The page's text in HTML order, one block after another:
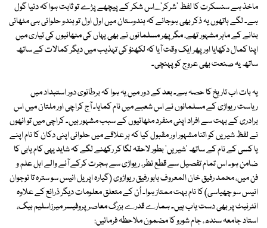
ماخذ ہے سنسکرت کا لفظ 'شرکر'.....اس شکر کے پیچھے پڑے تو ثابت ہوا کہ دنیا گول
ہے۔ لگے ہاتھوں یہ ذکر بھی ہوجائے کہ ہندوستان میں اول اول تو ہندو حلوائی ہی مٹھائی
بنانے کے ماہر مشہور تھے، مگر پھر مسلمانوں نے بھی یہاں کی مٹھائیوں کی تیاری میں
اپنا کمال دکھایا اور پھر ایک وقت آیا کہ لکھنؤ کی تہذیب میں دیگر کمالات کے ساتھ
ساتھ یہ صنعت بھی عروج کو پہنچی۔
یہ بات اب تاریخ کا حصہ ہے۔ بعد کے دور میں یہ ہوا کہ برطانوی دور استبداد میں
ریاست ریواڑی کے مسلمانوں نے اس شعبے میں نام کمایا۔ آج کراچی اور ملتان میں اس
برادری کے بہت سے افراد اپنی منفرد مٹھائیوں کے سبب مشہور ہیں۔ کراچی میں تو انھوں
نے لفظ شیریں کو اتنا مشہور اور مقبول کیا کہ ہر علاقے میں حلوائی اپنی دکان کا نام اپنے
یا کسی کے نام کے ساتھ 'شیریں' بطور لاحقہ لگا کر رکھنے لگے کہ شاید یہی کام یابی کا
ضامن ہو۔ اس تمام تفصیل سے قطع نظر، ریواڑی سے ہجرت کرکے آنے والے اہل علم و
فن میں، محمد رفیق خان المعروف بابو رفیق ریواڑوی (گیارہ اپریل انیس سو سترہ تا نوجوان
انیس سو چھیاسی) کا نام بہت ممتاز ہوا۔ اُن کے متعلق معلومات دیگر ذرائع کے علاوہ
انٹرنیٹ پر بھی دست یاب ہیں۔ ہمارے قدرے بزرگ معاصر پروفیسر میرزاسلیم بیگ،
استاد جامعہ سندھ، جام شورو کا مضمون ملاحظہ فرمائیں: